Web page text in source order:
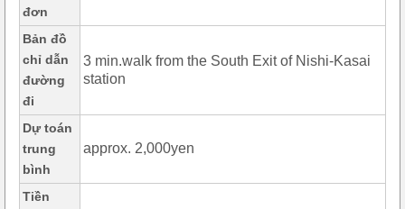
đơn
Bản đồ
chỉ dẫn
đường
đi
3 min.walk from the South Exit of Nishi-Kasai
station
Dự toán
trung
bình
approx. 2,000yen
Tiền